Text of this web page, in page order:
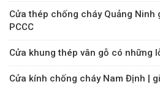
Cửa thép chống cháy Quảng Ninh
PCCC
Cửa khung thép vân gỗ có những
Cửa kính chống cháy Nam Định |